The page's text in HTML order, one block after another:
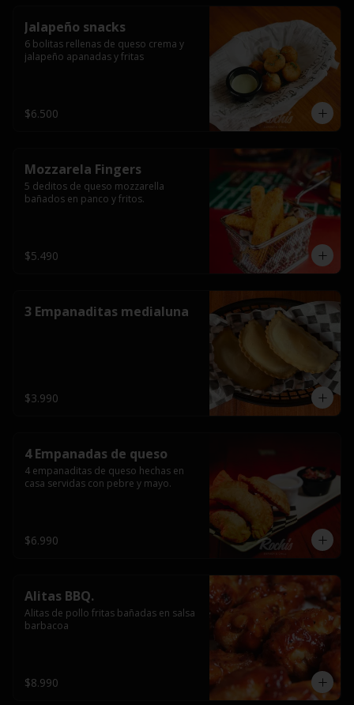
Jalapeño snacks
6 bolitas rellenas de queso crema y
jalapeño apanadas y fritas
$6.500
Mozzarela Fingers
5 deditos de queso mozzarella
bañados en panco y fritos.
$5.490
3 Empanaditas medialuna
$3.990
4 Empanadas de queso
4 empanaditas de queso hechas en
casa servidas con pebre y mayo.
$6.990
Alitas BBQ.
Alitas de pollo fritas bañadas en salsa
barbacoa
$8.990